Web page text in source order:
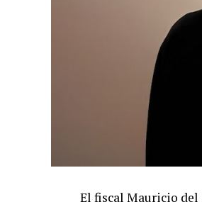
El fiscal Mauricio del